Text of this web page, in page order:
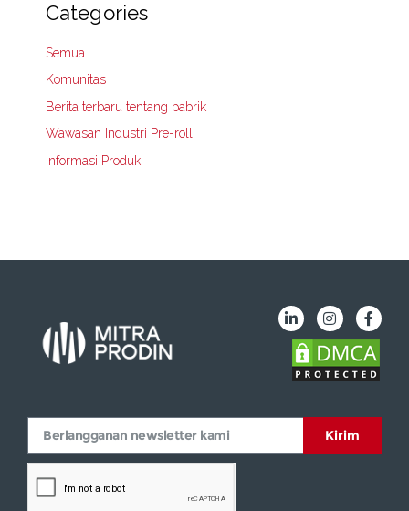
Categories
Semua
Komunitas
Berita terbaru tentang pabrik
Wawasan Industri Pre-roll
Informasi Produk
Kirim